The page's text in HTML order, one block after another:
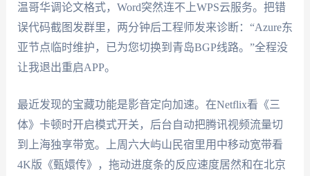
温哥华调论文格式，Word突然连不上WPS云服务。把错
误代码截图发群里，两分钟后工程师发来诊断：“Azure东
亚节点临时维护，已为您切换到青岛BGP线路。”全程没
让我退出重启APP。
最近发现的宝藏功能是影音定向加速。在Netflix看《三
体》卡顿时开启模式开关，后台自动把腾讯视频流量切
到上海独享带宽。上周六大屿山民宿里用中移动宽带看
4K版《甄嬛传》，拖动进度条的反应速度居然和在北京